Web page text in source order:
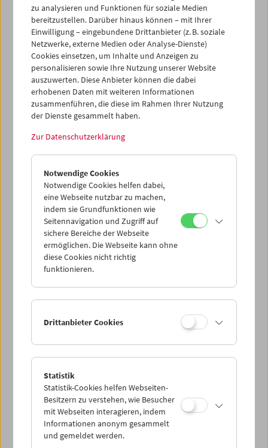
04
05 06 07 08 09
iCalender
Programmheft-PDF
English language or subtitles
< Vorherige Woche
Mo 30.5.
Di 31.5.
Mi 1.6.
Do 2.6.
Sa 4.6.
PROGRAMM ÜBERBLICK
zu analysieren und Funktionen für soziale Medien
bereitzustellen. Darüber hinaus können – mit Ihrer
Einwilligung – eingebundene Drittanbieter (z. B. soziale
Netzwerke, externe Medien oder Analyse-Dienste)
Cookies einsetzen, um Inhalte und Anzeigen zu
personalisieren sowie Ihre Nutzung unserer Website
auszuwerten. Diese Anbieter können die dabei
erhobenen Daten mit weiteren Informationen
zusammenführen, die diese im Rahmen Ihrer Nutzung
der Dienste gesammelt haben.
Zur Datenschutzerklärung
Notwendige Cookies
Notwendige Cookies helfen dabei,
eine Webseite nutzbar zu machen,
indem sie Grundfunktionen wie
Seitennavigation und Zugriff auf
sichere Bereiche der Webseite
ermöglichen. Die Webseite kann ohne
diese Cookies nicht richtig
funktionieren.
Drittanbieter Cookies
Statistik
Statistik-Cookies helfen Webseiten-
Besitzern zu verstehen, wie Besucher
mit Webseiten interagieren, indem
Informationen anonym gesammelt
und gemeldet werden.